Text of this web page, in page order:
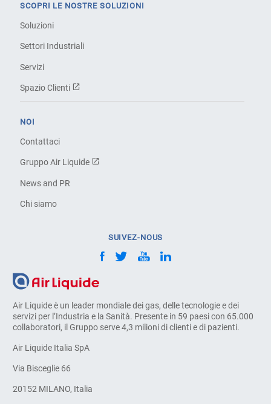
Air Liquide è un leader mondiale dei gas, delle tecnologie e dei
servizi per l’Industria e la Sanità. Presente in 59 paesi con 65.000
collaboratori, il Gruppo serve 4,3 milioni di clienti e di pazienti.
Air Liquide Italia SpA
Via Bisceglie 66
20152 MILANO, Italia
SCOPRI LE NOSTRE SOLUZIONI
Soluzioni
Settori Industriali
Servizi
Spazio Clienti
NOI
Contattaci
Gruppo Air Liquide
News and PR
Chi siamo
SUIVEZ-NOUS